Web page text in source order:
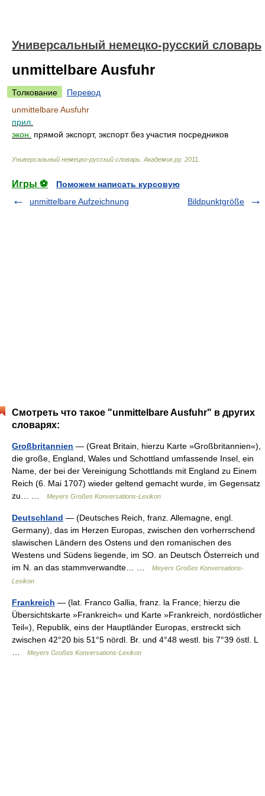
Универсальный немецко-русский словарь
unmittelbare Ausfuhr
Толкование
Перевод
unmittelbare Ausfuhr
прил.
экон.
прямой экспорт, экспорт без участия посредников
Универсальный немецко-русский словарь Академик.ру. 2011
Игры ⚽
Поможем написать курсовую
unmittelbare Aufzeichnung
Bildpunktgröße
Смотреть что такое "unmittelbare Ausfuhr" в других
словарях:
Großbritannien — (Great Britain, hierzu Karte »Großbritannien«),
die große, England, Wales und Schottland umfassende Insel, ein
Name, der bei der Vereinigung Schottlands mit England zu Einem
Reich (6. Mai 1707) wieder geltend gemacht wurde, im Gegensatz
zu… …
Meyers Großes Konversations-Lexikon
Deutschland — (Deutsches Reich, franz. Allemagne, engl.
Germany), das im Herzen Europas, zwischen den vorherrschend
slawischen Ländern des Ostens und den romanischen des
Westens und Südens liegende, im SO. an Deutsch Österreich und
im N. an das stammverwandte… …
Meyers Großes Konversations-
Lexikon
Frankreich — (lat. Franco Gallia, franz. la France; hierzu die
Übersichtskarte »Frankreich« und Karte »Frankreich, nordöstlicher
Teil«), Republik, eins der Hauptländer Europas, erstreckt sich
zwischen 42°20 bis 51°5 nördl. Br. und 4°48 westl. bis 7°39 östl. L
Meyers Großes Konversations-Lexikon